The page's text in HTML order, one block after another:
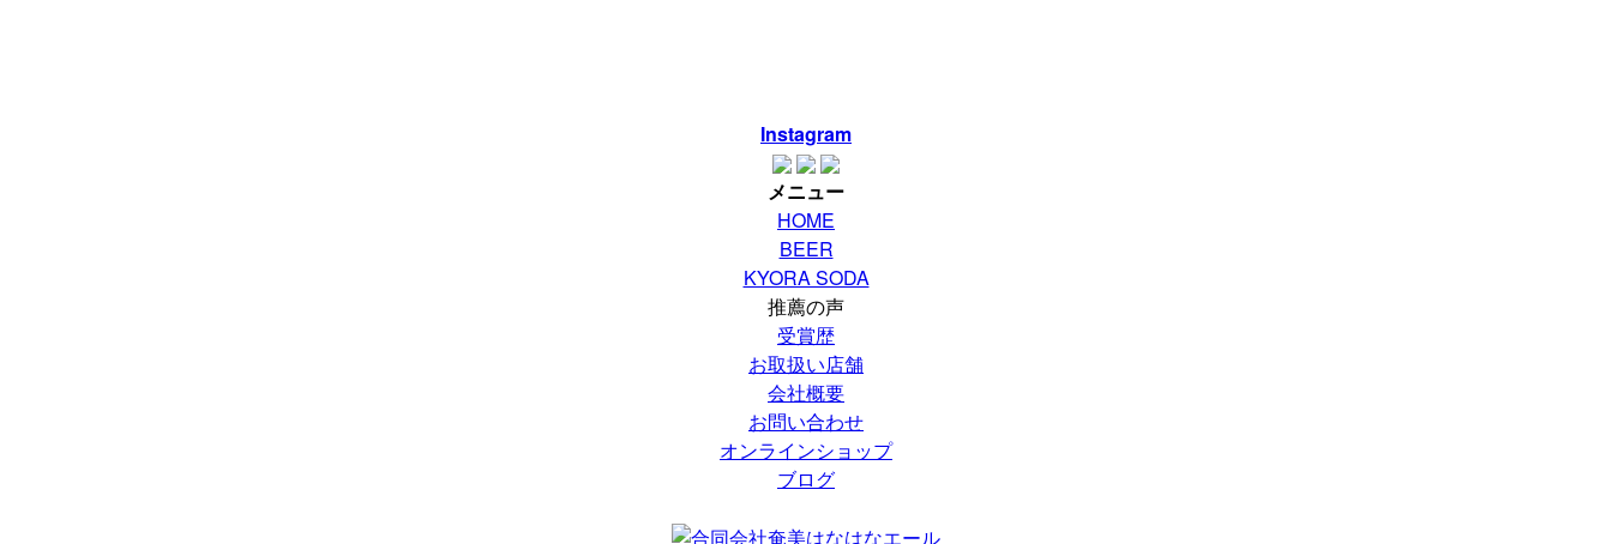
Instagram
メニュー
HOME
BEER
KYORA SODA
推薦の声
受賞歴
お取扱い店舗
会社概要
お問い合わせ
オンラインショップ
ブログ